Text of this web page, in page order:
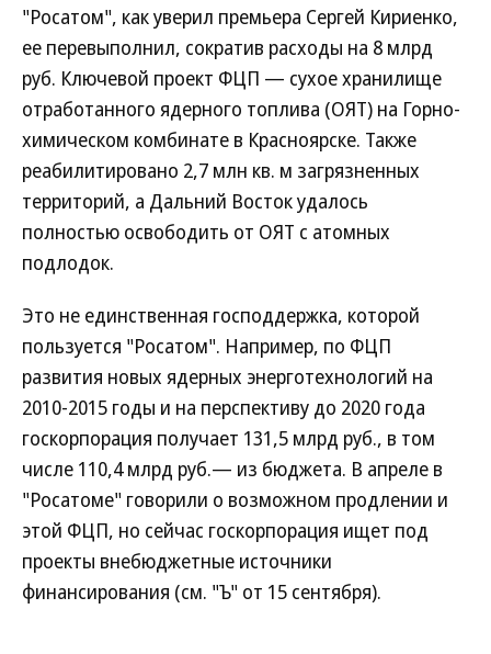
"Росатом", как уверил премьера Сергей Кириенко,
ее перевыполнил, сократив расходы на 8 млрд
руб. Ключевой проект ФЦП — сухое хранилище
отработанного ядерного топлива (ОЯТ) на Горно-
химическом комбинате в Красноярске. Также
реабилитировано 2,7 млн кв. м загрязненных
территорий, а Дальний Восток удалось
полностью освободить от ОЯТ с атомных
подлодок.
Это не единственная господдержка, которой
пользуется "Росатом". Например, по ФЦП
развития новых ядерных энерготехнологий на
2010-2015 годы и на перспективу до 2020 года
госкорпорация получает 131,5 млрд руб., в том
числе 110,4 млрд руб.— из бюджета. В апреле в
"Росатоме" говорили о возможном продлении и
этой ФЦП, но сейчас госкорпорация ищет под
проекты внебюджетные источники
финансирования (см. "Ъ" от 15 сентября).